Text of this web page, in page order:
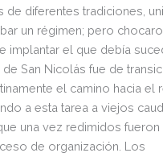
de diferentes tradiciones,
un régimen; pero
implantar el que debía
San Nicolás fue de
el camino hacia el
a esta tarea a viejos
una vez redimidos
de organización. Los